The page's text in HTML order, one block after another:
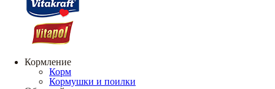
Кормление
Корм
Кормушки и поилки